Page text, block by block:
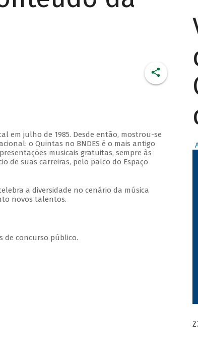
em julho de 1985. Desde então, mostrou-se
o Quintas no BNDES é o mais antigo
musicais gratuitas, sempre às
de suas carreiras, pelo palco do Espaço
a diversidade no cenário da música
novos talentos.
de concurso público.